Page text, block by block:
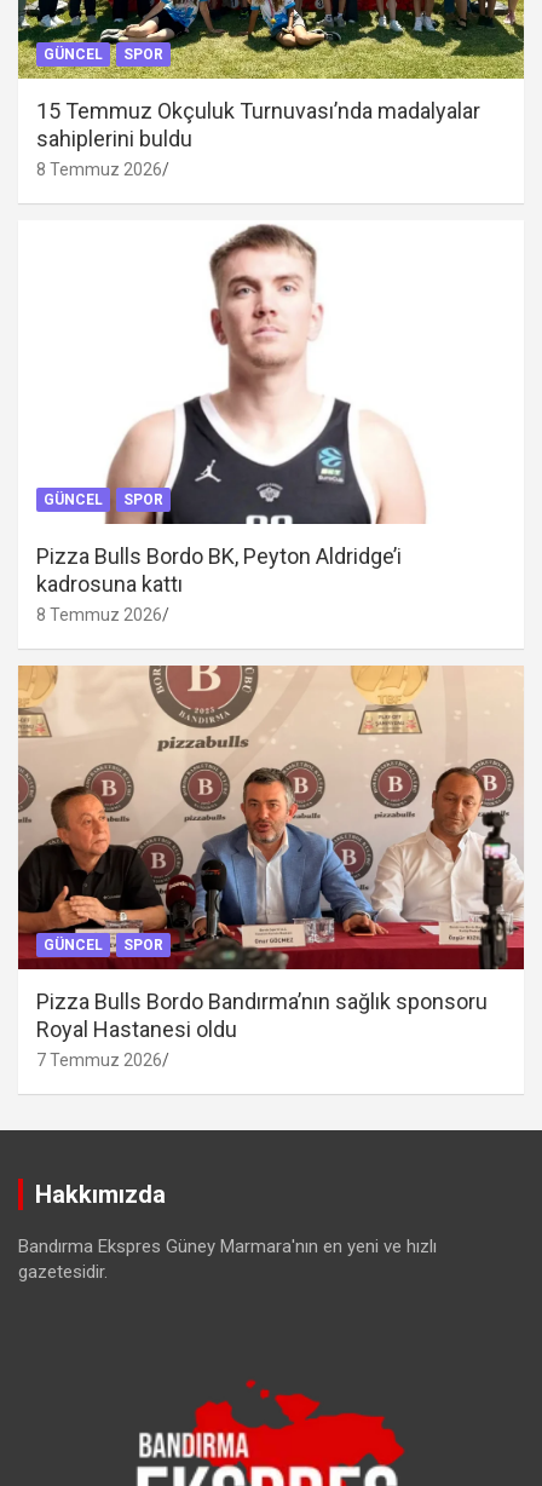
GÜNCEL SPOR
15 Temmuz Okçuluk Turnuvası’nda madalyalar
sahiplerini buldu
8 Temmuz 2026
GÜNCEL SPOR
Pizza Bulls Bordo BK, Peyton Aldridge’i
kadrosuna kattı
8 Temmuz 2026
GÜNCEL SPOR
Pizza Bulls Bordo Bandırma’nın sağlık sponsoru
Royal Hastanesi oldu
7 Temmuz 2026
Hakkımızda
Bandırma Ekspres Güney Marmara'nın en yeni ve hızlı
gazetesidir.